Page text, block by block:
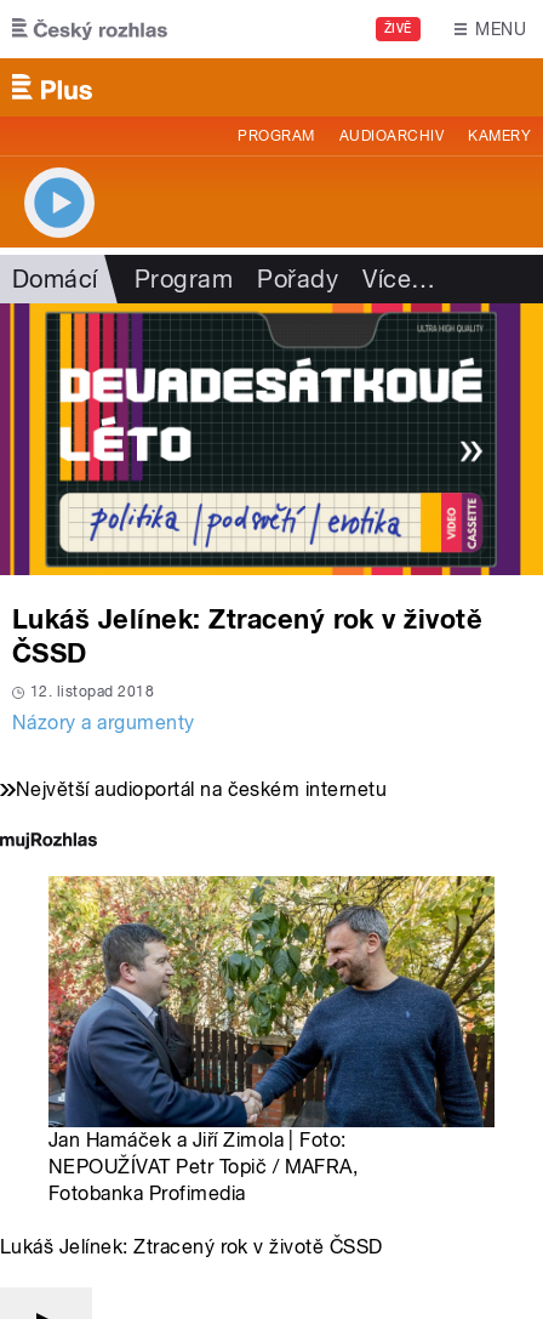
Přejít k hlavnímu obsahu
ŽIVĚ MENU
PROGRAM AUDIOARCHIV KAMERY
Domácí Program Pořady Více…
Lukáš Jelínek: Ztracený rok v životě
ČSSD
12. listopad 2018
Názory a argumenty
Největší audioportál na českém internetu
Jan Hamáček a Jiří Zimola | Foto:
NEPOUŽÍVAT Petr Topič / MAFRA,
Fotobanka Profimedia
Lukáš Jelínek: Ztracený rok v životě ČSSD